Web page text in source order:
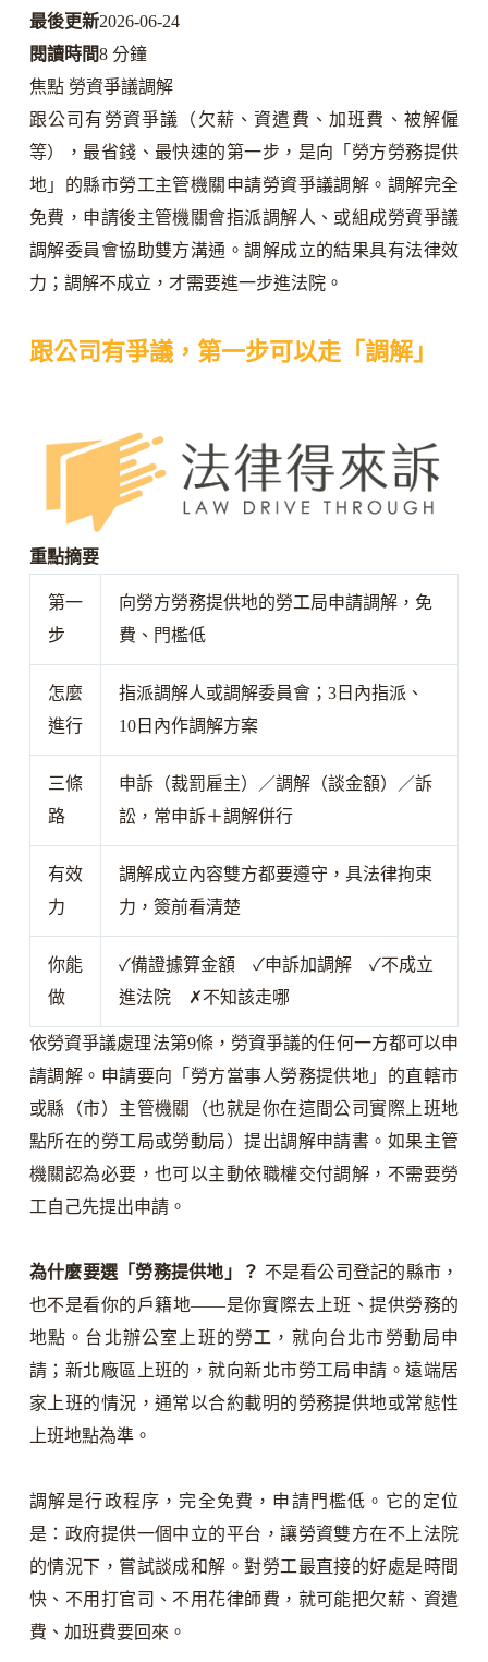
最後更新2026-06-24
閱讀時間8 分鐘
焦點 勞資爭議調解
跟公司有勞資爭議（欠薪、資遣費、加班費、被解僱
等），最省錢、最快速的第一步，是向「勞方勞務提供
地」的縣市勞工主管機關申請勞資爭議調解。調解完全
免費，申請後主管機關會指派調解人、或組成勞資爭議
調解委員會協助雙方溝通。調解成立的結果具有法律效
力；調解不成立，才需要進一步進法院。
跟公司有爭議，第一步可以走「調解」
重點摘要
第一
步
向勞方勞務提供地的勞工局申請調解，免
費、門檻低
怎麼
進行
指派調解人或調解委員會；3日內指派、
10日內作調解方案
三條
路
申訴（裁罰雇主）／調解（談金額）／訴
訟，常申訴＋調解併行
有效
力
調解成立內容雙方都要遵守，具法律拘束
力，簽前看清楚
你能
做
✓備證據算金額 ✓申訴加調解 ✓不成立
進法院
✗不知該走哪
依勞資爭議處理法第9條，勞資爭議的任何一方都可以申
請調解。申請要向「勞方當事人勞務提供地」的直轄市
或縣（市）主管機關（也就是你在這間公司實際上班地
點所在的勞工局或勞動局）提出調解申請書。如果主管
機關認為必要，也可以主動依職權交付調解，不需要勞
工自己先提出申請。
為什麼要選「勞務提供地」？ 不是看公司登記的縣市，
也不是看你的戶籍地——是你實際去上班、提供勞務的
地點。台北辦公室上班的勞工，就向台北市勞動局申
請；新北廠區上班的，就向新北市勞工局申請。遠端居
家上班的情況，通常以合約載明的勞務提供地或常態性
上班地點為準。
調解是行政程序，完全免費，申請門檻低。它的定位
是：政府提供一個中立的平台，讓勞資雙方在不上法院
的情況下，嘗試談成和解。對勞工最直接的好處是時間
快、不用打官司、不用花律師費，就可能把欠薪、資遣
費、加班費要回來。